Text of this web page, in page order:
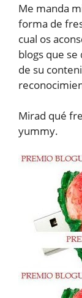
Me manda
forma de
cual os
blogs que se
de su
Mirad qué
yummy.